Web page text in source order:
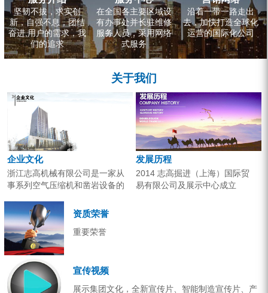
坚韧不拔，求实创
新，自强不息，团结
奋进,用户的需求，我
们的追求
在全国各主要区域设
有办事处并长驻维修
服务人员，采用网络
式服务
沿着一带一路走出
去，加快打造全球化
运营的国际化公司
关于我们
企业文化
浙江志高机械有限公司是一家从
事系列空气压缩机和凿岩设备的
的专业机构。产品广泛应用于工
业气源、各类矿山开采和工程项
目建设。企业以技术开发为核
心，...
发展历程
2014 志高掘进（上海）国际贸
易有限公司及展示中心成立
资质荣誉
重要荣誉
宣传视频
展示集团文化，全新宣传片、智能制造宣传片、产